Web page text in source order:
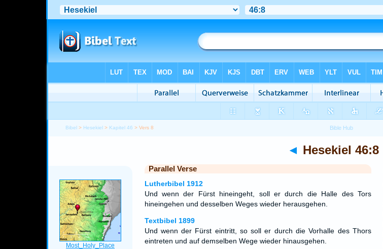
Bibel > Hesekiel > Kapitel 46 > Vers 8
◄ Hesekiel 46:8
Parallel Verse
Lutherbibel 1912
Und wenn der Fürst hineingeht, soll er durch die Halle des Tors
hineingehen und desselben Weges wieder herausgehen.
Textbibel 1899
Und wenn der Fürst eintritt, so soll er durch die Vorhalle des Thors
eintreten und auf demselben Wege wieder hinausgehen.